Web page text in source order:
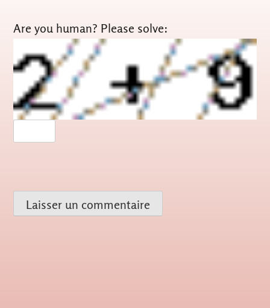
Are you human? Please solve: